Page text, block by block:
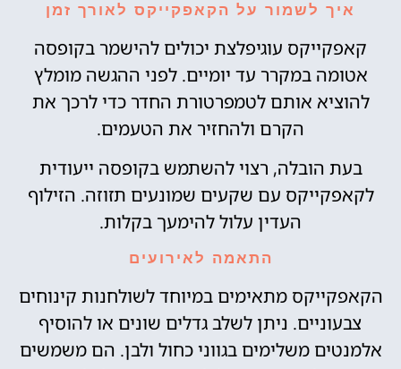
איך לשמור על הקאפקייקס לאורך זמן
קאפקייקס עוגיפלצת יכולים להישמר בקופסה
אטומה במקרר עד יומיים. לפני ההגשה מומלץ
להוציא אותם לטמפרטורת החדר כדי לרכך את
הקרם ולהחזיר את הטעמים.
בעת הובלה, רצוי להשתמש בקופסה ייעודית
לקאפקייקס עם שקעים שמונעים תזוזה. הזילוף
העדין עלול להימעך בקלות.
התאמה לאירועים
הקאפקייקס מתאימים במיוחד לשולחנות קינוחים
צבעוניים. ניתן לשלב גדלים שונים או להוסיף
אלמנטים משלימים בגווני כחול ולבן. הם משמשים